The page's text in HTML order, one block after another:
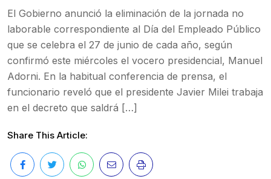
El Gobierno anunció la eliminación de la jornada no
laborable correspondiente al Día del Empleado Público
que se celebra el 27 de junio de cada año, según
confirmó este miércoles el vocero presidencial, Manuel
Adorni. En la habitual conferencia de prensa, el
funcionario reveló que el presidente Javier Milei trabaja
en el decreto que saldrá […]
Share This Article: